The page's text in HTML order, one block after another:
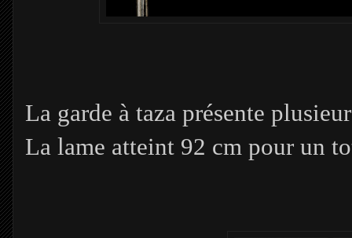
La garde à taza présente
La lame atteint 92 cm pour un